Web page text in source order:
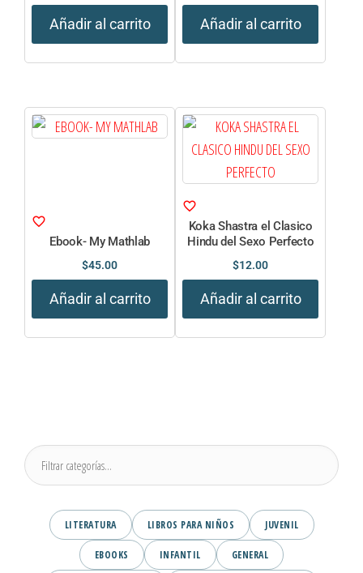
Añadir al carrito Añadir al carrito
Ebook- My Mathlab
$45.00
Añadir al carrito
Koka Shastra el Clasico
Hindu del Sexo Perfecto
$12.00
Añadir al carrito
LITERATURA LIBROS PARA NIÑOS JUVENIL
EBOOKS INFANTIL GENERAL